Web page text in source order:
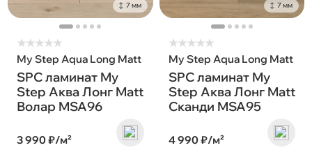
7 мм
★★★★★
My Step Aqua Long Matt
SPC ламинат My
Step Аква Лонг Matt
Волар MSA96
3 990 ₽/м²
7 мм
★★★★★
My Step Aqua Long Matt
SPC ламинат My
Step Аква Лонг Matt
Сканди MSA95
4 990 ₽/м²